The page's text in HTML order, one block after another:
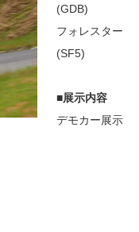
(GDB)
フォレスター
(SF5)
■展示内容
デモカー展示